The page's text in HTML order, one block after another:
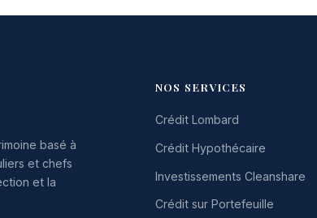
basé à
et chefs
et la
NOS SERVICES
Crédit Lombard
Crédit Hypothécaire
Investissements Cleanshare
Crédit sur Portefeuille